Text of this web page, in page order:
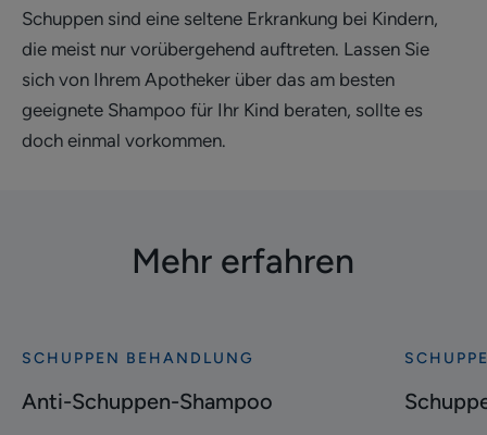
Schuppen sind eine seltene Erkrankung bei Kindern,
die meist nur vorübergehend auftreten. Lassen Sie
sich von Ihrem Apotheker über das am besten
geeignete Shampoo für Ihr Kind beraten, sollte es
doch einmal vorkommen.
Mehr erfahren
Entdecken
Anti-
SCHUPPEN BEHANDLUNG
Anti-Schuppen-Shampoo
Schuppen
loswerden